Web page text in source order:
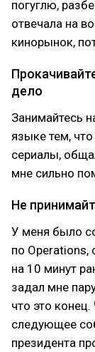
погуглю,
отвечала на
кинорынок,
дело
Занимайтесь
языке тем,
сериалы,
мне сильно
Не
У меня было
по Operations,
на 10 минут
задал мне
что это
следующее
президента